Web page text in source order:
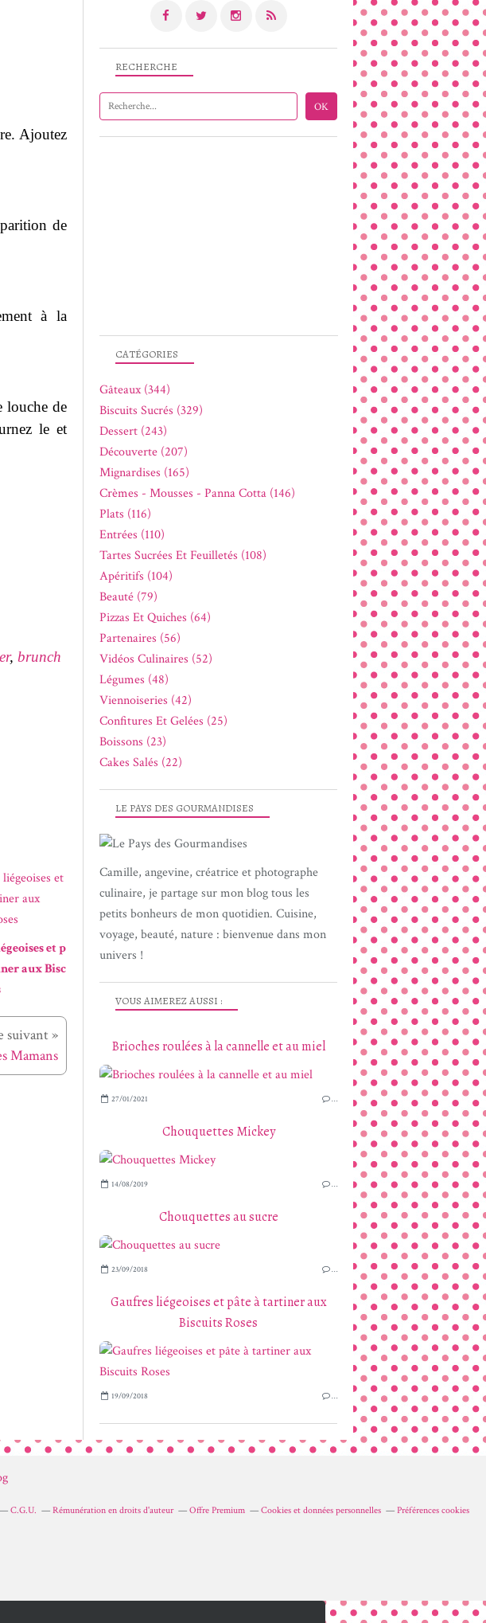
Ajoutez
de
à la
louche de
le et
, brunch
et p
aux Bisc
suivant »
Mamans
RECHERCHE
LE PAYS DES GOURMANDISES
Camille, angevine, créatrice et photographe
culinaire, je partage sur mon blog tous les
petits bonheurs de mon quotidien. Cuisine,
voyage, beauté, nature : bienvenue dans mon
univers !
VOUS AIMEREZ AUSSI :
Brioches roulées à la cannelle et au miel
27/01/2021 …
Chouquettes Mickey
14/08/2019 …
Chouquettes au sucre
23/09/2018 …
Gaufres liégeoises et pâte à tartiner aux
Biscuits Roses
19/09/2018 …
CATÉGORIES
Gâteaux (344)
Biscuits Sucrés (329)
Dessert (243)
Découverte (207)
Mignardises (165)
Crèmes - Mousses - Panna Cotta (146)
Plats (116)
Entrées (110)
Tartes Sucrées Et Feuilletés (108)
Apéritifs (104)
Beauté (79)
Pizzas Et Quiches (64)
Partenaires (56)
Vidéos Culinaires (52)
Légumes (48)
Viennoiseries (42)
Confitures Et Gelées (25)
Boissons (23)
Cakes Salés (22)
C.G.U. Rémunération en droits d'auteur Offre Premium Cookies et données personnelles Préférences cookies